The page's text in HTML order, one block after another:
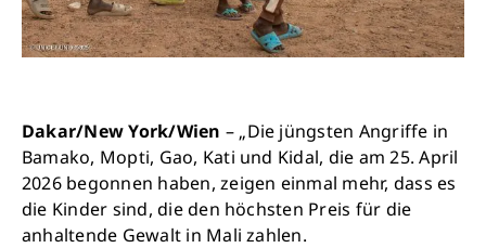
Dakar/New York/Wien – „Die jüngsten Angriffe in
Bamako, Mopti, Gao, Kati und Kidal, die am 25. April
2026 begonnen haben, zeigen einmal mehr, dass es
die Kinder sind, die den höchsten Preis für die
anhaltende Gewalt in Mali zahlen.